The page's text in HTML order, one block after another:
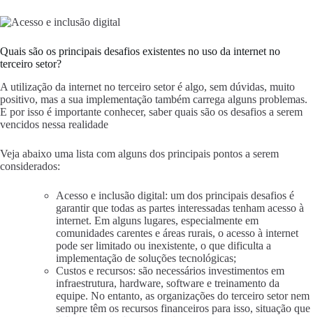
Quais são os principais desafios existentes no uso da internet no
terceiro setor?
A utilização da internet no terceiro setor é algo, sem dúvidas, muito
positivo, mas a sua implementação também carrega alguns problemas.
E por isso é importante conhecer, saber quais são os desafios a serem
vencidos nessa realidade
Veja abaixo uma lista com alguns dos principais pontos a serem
considerados:
Acesso e inclusão digital: um dos principais desafios é
garantir que todas as partes interessadas tenham acesso à
internet. Em alguns lugares, especialmente em
comunidades carentes e áreas rurais, o acesso à internet
pode ser limitado ou inexistente, o que dificulta a
implementação de soluções tecnológicas;
Custos e recursos: são necessários investimentos em
infraestrutura, hardware, software e treinamento da
equipe. No entanto, as organizações do terceiro setor nem
sempre têm os recursos financeiros para isso, situação que